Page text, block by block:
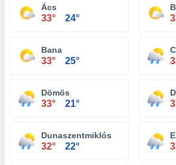
Ács
33° 24°
Bana
33° 25°
Dömös
33° 21°
Dunaszentmiklós
32° 22°